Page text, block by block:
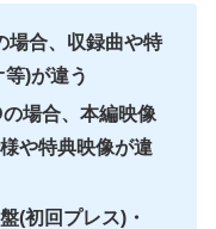
場合、収録曲や特
)が違う
場合、本編映像
や特典映像が違
(初回プレス)・